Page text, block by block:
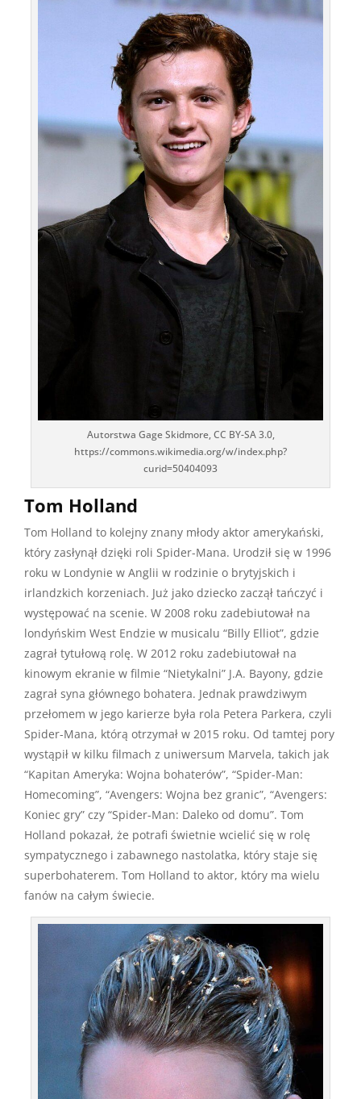
Autorstwa Gage Skidmore, CC BY-SA 3.0,
https://commons.wikimedia.org/w/index.php?
curid=50404093
Tom Holland
Tom Holland to kolejny znany młody aktor amerykański,
który zasłynął dzięki roli Spider-Mana. Urodził się w 1996
roku w Londynie w Anglii w rodzinie o brytyjskich i
irlandzkich korzeniach. Już jako dziecko zaczął tańczyć i
występować na scenie. W 2008 roku zadebiutował na
londyńskim West Endzie w musicalu “Billy Elliot”, gdzie
zagrał tytułową rolę. W 2012 roku zadebiutował na
kinowym ekranie w filmie “Nietykalni” J.A. Bayony, gdzie
zagrał syna głównego bohatera. Jednak prawdziwym
przełomem w jego karierze była rola Petera Parkera, czyli
Spider-Mana, którą otrzymał w 2015 roku. Od tamtej pory
wystąpił w kilku filmach z uniwersum Marvela, takich jak
“Kapitan Ameryka: Wojna bohaterów”, “Spider-Man:
Homecoming”, “Avengers: Wojna bez granic”, “Avengers:
Koniec gry” czy “Spider-Man: Daleko od domu”. Tom
Holland pokazał, że potrafi świetnie wcielić się w rolę
sympatycznego i zabawnego nastolatka, który staje się
superbohaterem. Tom Holland to aktor, który ma wielu
fanów na całym świecie.